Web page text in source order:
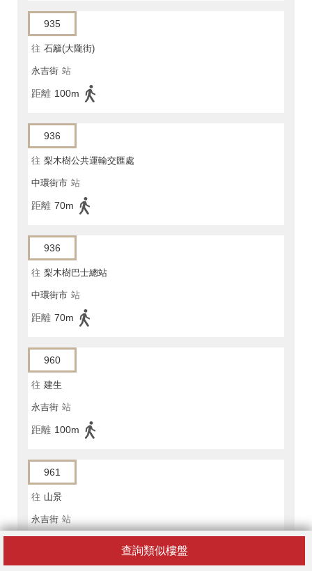
查詢類似樓盤
935
往 石籬(大隴街)
永吉街 站
距離 100m
936
往 梨木樹公共運輸交匯處
中環街市 站
距離 70m
936
往 梨木樹巴士總站
中環街市 站
距離 70m
960
往 建生
永吉街 站
距離 100m
961
往 山景
永吉街 站